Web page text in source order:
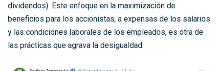
dividendos). Este enfoque en la maximización de
beneficios para los accionistas, a expensas de los salarios
y las condiciones laborales de los empleados, es otra de
las prácticas que agrava la desigualdad.